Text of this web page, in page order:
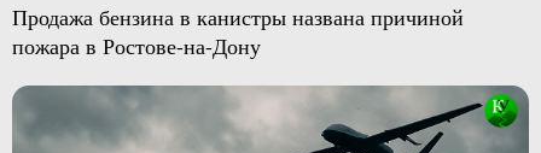
Продажа бензина в канистры названа причиной
пожара в Ростове-на-Дону